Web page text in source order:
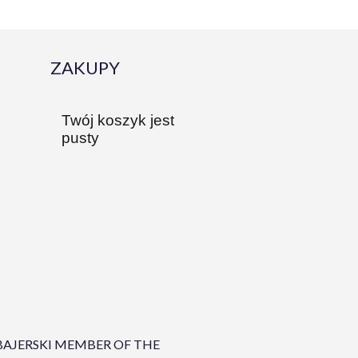
ZAKUPY
Twój koszyk jest
pusty
MEMBER OF THE